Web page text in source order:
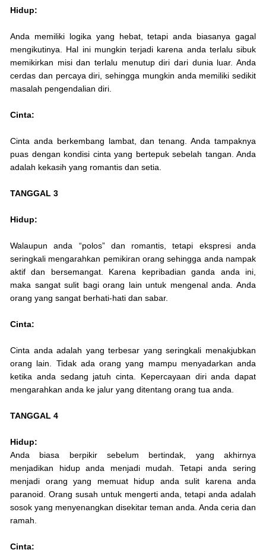
Hidup:
Anda memiliki logika yang hebat, tetapi anda biasanya gagal
mengikutinya. Hal ini mungkin terjadi karena anda terlalu sibuk
memikirkan misi dan terlalu menutup diri dari dunia luar. Anda
cerdas dan percaya diri, sehingga mungkin anda memiliki sedikit
masalah pengendalian diri.
Cinta:
Cinta anda berkembang lambat, dan tenang. Anda tampaknya
puas dengan kondisi cinta yang bertepuk sebelah tangan. Anda
adalah kekasih yang romantis dan setia.
TANGGAL 3
Hidup:
Walaupun anda “polos” dan romantis, tetapi ekspresi anda
seringkali mengarahkan pemikiran orang sehingga anda nampak
aktif dan bersemangat. Karena kepribadian ganda anda ini,
maka sangat sulit bagi orang lain untuk mengenal anda. Anda
orang yang sangat berhati-hati dan sabar.
Cinta:
Cinta anda adalah yang terbesar yang seringkali menakjubkan
orang lain. Tidak ada orang yang mampu menyadarkan anda
ketika anda sedang jatuh cinta. Kepercayaan diri anda dapat
mengarahkan anda ke jalur yang ditentang orang tua anda.
TANGGAL 4
Hidup:
Anda biasa berpikir sebelum bertindak, yang akhirnya
menjadikan hidup anda menjadi mudah. Tetapi anda sering
menjadi orang yang memuat hidup anda sulit karena anda
paranoid. Orang susah untuk mengerti anda, tetapi anda adalah
sosok yang menyenangkan disekitar teman anda. Anda ceria dan
ramah.
Cinta: